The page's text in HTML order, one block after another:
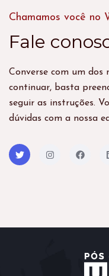
Chamamos você no
Fale
Converse com um dos
continuar, basta
seguir as instruções.
dúvidas com a nossa